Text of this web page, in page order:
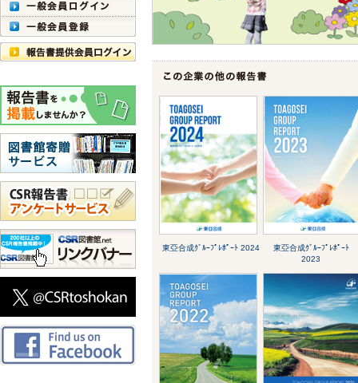
東亞合成ｸﾞﾙｰﾌﾟﾚﾎﾟｰﾄ 2024
東亞合成ｸﾞﾙｰﾌﾟﾚﾎﾟｰﾄ
2023